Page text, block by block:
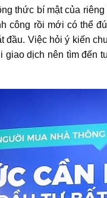
thức bí mật của
công rồi mới có thể
Việc hỏi ý kiến
dịch nên tìm đến